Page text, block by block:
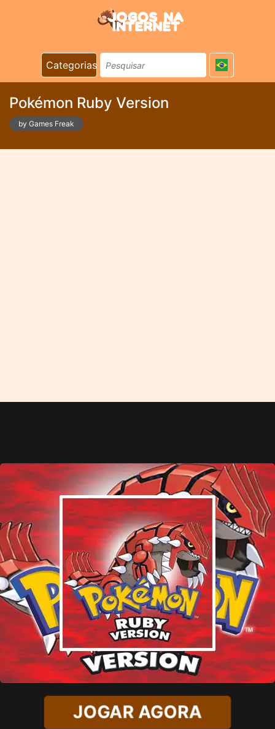
Categorias
Pokémon Ruby Version
by Games Freak
JOGAR AGORA